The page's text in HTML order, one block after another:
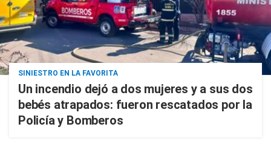
SINIESTRO EN LA FAVORITA
Un incendio dejó a dos mujeres y a sus dos
bebés atrapados: fueron rescatados por la
Policía y Bomberos